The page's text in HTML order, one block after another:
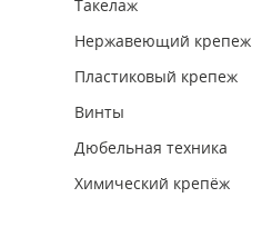
Такелаж
Нержавеющий крепеж
Пластиковый крепеж
Винты
Дюбельная техника
Химический крепёж